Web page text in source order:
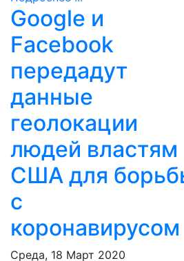
Google и
Facebook
передадут
данные
геолокации
людей властям
США для
с
коронавирусом
Среда, 18 Март 2020